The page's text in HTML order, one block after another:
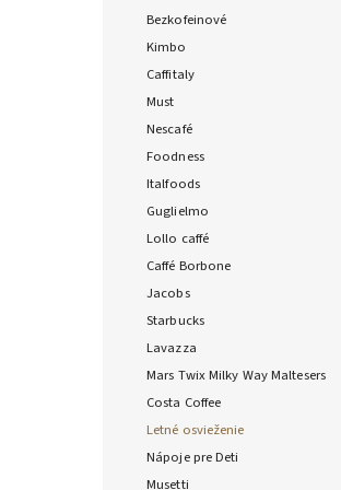
Bezkofeinové
Kimbo
Caffitaly
Must
Nescafé
Foodness
Italfoods
Guglielmo
Lollo caffé
Caffé Borbone
Jacobs
Starbucks
Lavazza
Mars Twix Milky Way Maltesers
Costa Coffee
Letné osvieženie
Nápoje pre Deti
Musetti